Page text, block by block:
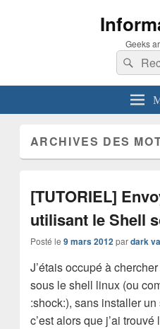
Geeks
ARCHIVES DES
[TUTORIEL]
utilisant le Shell
Posté le 9 mars 2012 pardark
J’étais occupé à
sous le shell linux (ou
:shock:), sans installer
c’est alors que j’ai